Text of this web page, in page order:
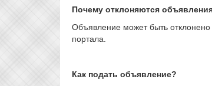
Почему отклоняются
Объявление может быть
портала.
Как подать объявление?